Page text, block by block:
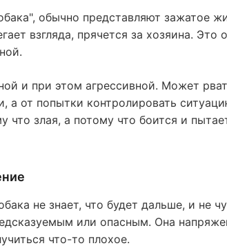
обычно представляют зажатое
взгляда, прячется за хозяина. Это
и при этом агрессивной. Может
а от попытки контролировать
что злая, а потому что боится и
не знает, что будет дальше, и не
или опасным. Она
что-то плохое.